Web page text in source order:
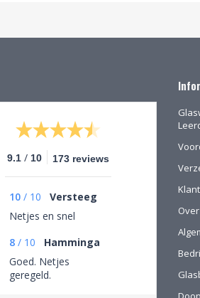
9.1 / 10 173 reviews
10 / 10
Versteeg
Netjes en snel
8 / 10
Hamminga
Goed. Netjes
geregeld.